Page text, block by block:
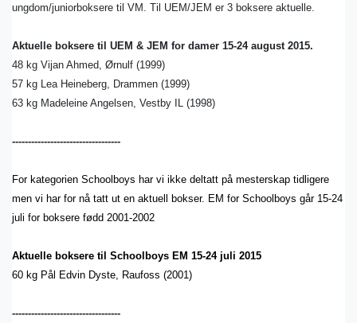
ungdom/juniorboksere til VM. Til UEM/JEM er 3 boksere aktuelle.
Aktuelle boksere til UEM & JEM for damer 15-24 august 2015.
48 kg Vijan Ahmed, Ørnulf (1999)
57 kg Lea Heineberg, Drammen (1999)
63 kg Madeleine Angelsen, Vestby IL (1998)
----------------------------------
For kategorien Schoolboys har vi ikke deltatt på mesterskap tidligere
men vi har for nå tatt ut en aktuell bokser. EM for Schoolboys går 15-24
juli for boksere fødd 2001-2002
Aktuelle boksere til Schoolboys EM 15-24 juli 2015
60 kg Pål Edvin Dyste, Raufoss (2001)
----------------------------------